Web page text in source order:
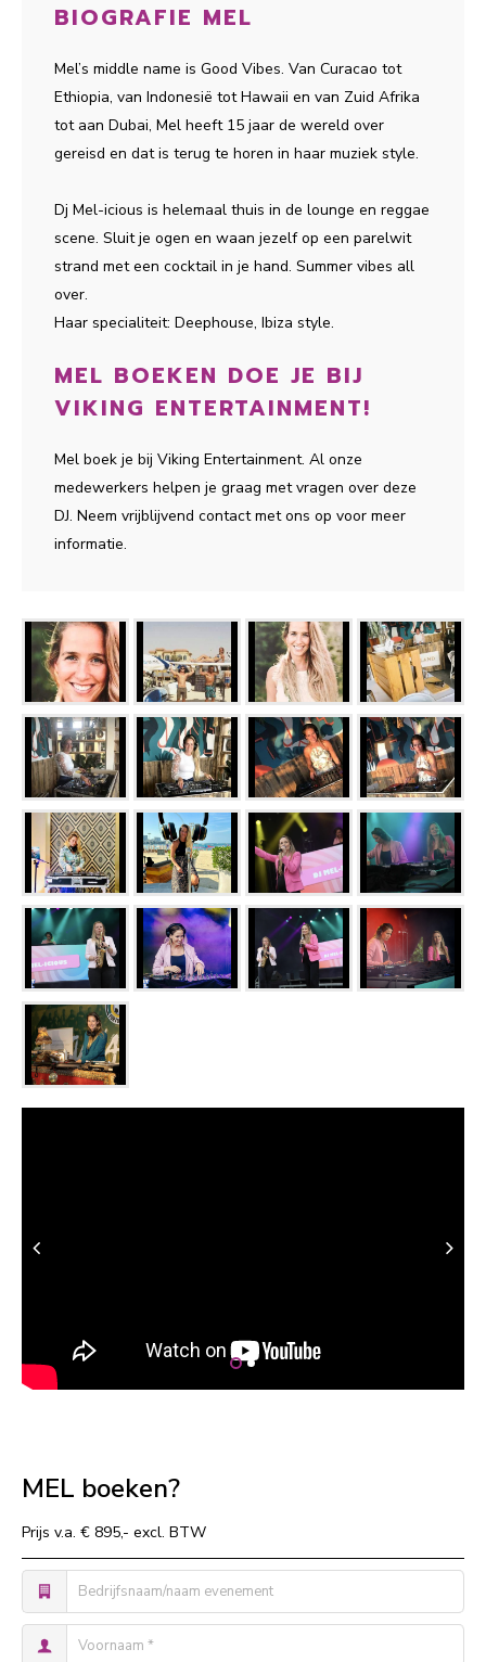
BIOGRAFIE MEL
Mel’s middle name is Good Vibes. Van Curacao tot
Ethiopia, van Indonesië tot Hawaii en van Zuid Afrika
tot aan Dubai, Mel heeft 15 jaar de wereld over
gereisd en dat is terug te horen in haar muziek style.
Dj Mel-icious is helemaal thuis in de lounge en reggae
scene. Sluit je ogen en waan jezelf op een parelwit
strand met een cocktail in je hand. Summer vibes all
over.
Haar specialiteit: Deephouse, Ibiza style.
MEL BOEKEN DOE JE BIJ
VIKING ENTERTAINMENT!
Mel boek je bij Viking Entertainment. Al onze
medewerkers helpen je graag met vragen over deze
DJ. Neem vrijblijvend contact met ons op voor meer
informatie.
MEL boeken?
Prijs v.a. € 895,- excl. BTW